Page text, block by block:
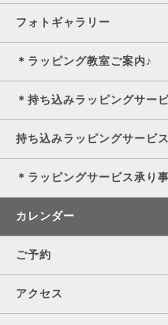
フォトギャラリー
＊ラッピング教室ご案内♪
＊持ち込みラッピングサー
持ち込みラッピングサービ
＊ラッピングサービス承り
カレンダー
ご予約
アクセス